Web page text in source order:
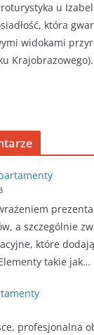
u
która
widokami
a szczególnie
które
takie jak…
profesjonalna